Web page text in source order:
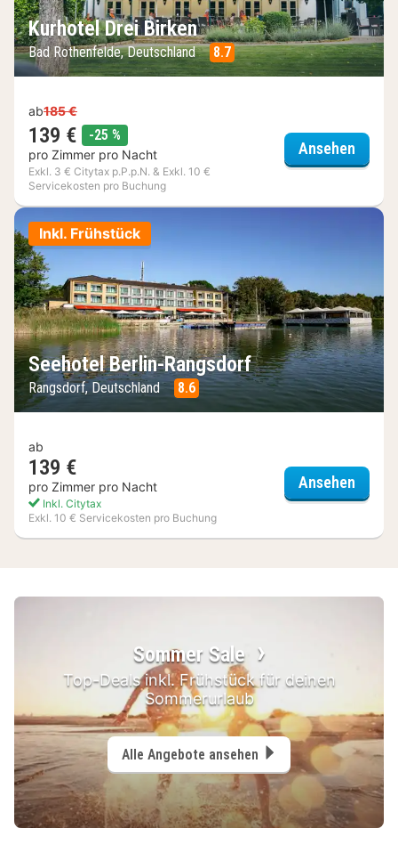
Kurhotel Drei Birken
Bad Rothenfelde, Deutschland 8.7
ab185 €
139 € -25 %
pro Zimmer pro Nacht
Exkl. 3 € Citytax p.P.p.N. & Exkl. 10 €
Servicekosten pro Buchung
Ansehen
Inkl. Frühstück
Seehotel Berlin-Rangsdorf
Rangsdorf, Deutschland 8.6
ab
139 €
pro Zimmer pro Nacht
Inkl. Citytax
Exkl. 10 € Servicekosten pro Buchung
Ansehen
Sommer Sale
Top-Deals inkl. Frühstück für deinen
Sommerurlaub
Alle Angebote ansehen